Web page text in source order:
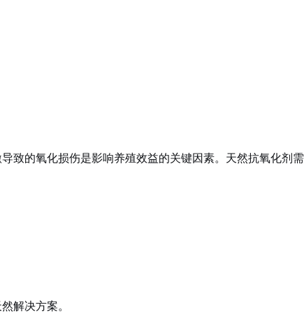
致的氧化损伤是影响养殖效益的关键因素。天然抗氧化剂需
解决方案。